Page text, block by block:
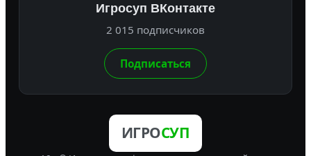
Игросуп ВКонтакте
2 015 подписчиков
Подписаться
ИГРОСУП